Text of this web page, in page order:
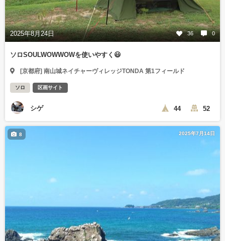
2025年8月24日 36 0
ソロSOULWOWWOWを使いやすく😃
[京都府] 南山城ネイチャーヴィレッジTONDA 第1フィールド
ソロ 区画サイト
シゲ 44 52
2025年7月14日
8